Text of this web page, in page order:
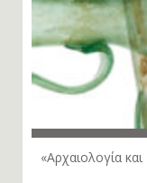
«Αρχαιολογία